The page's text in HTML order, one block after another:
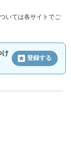
いては各サイトでご
け
登録する